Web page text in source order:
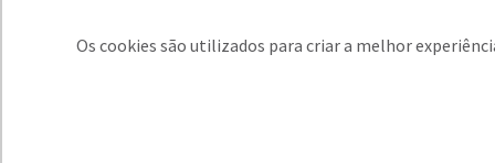
Os cookies são utilizados para criar a melhor